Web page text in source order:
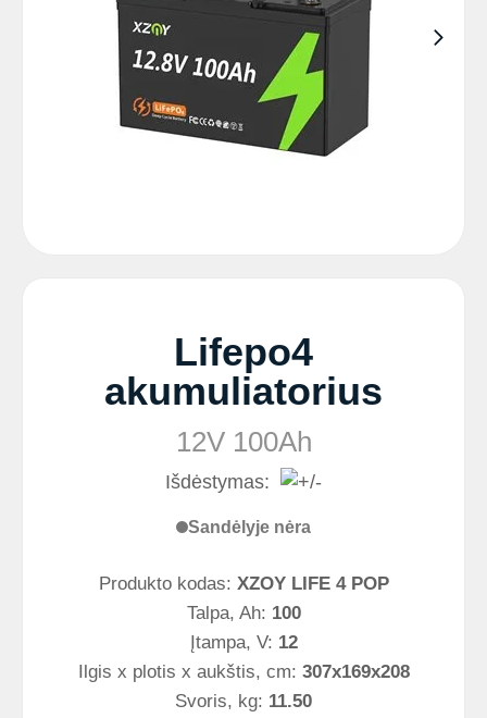
Lifepo4
akumuliatorius
12V 100Ah
Išdėstymas:
Sandėlyje nėra
Produkto kodas: XZOY LIFE 4 POP
Talpa, Ah: 100
Įtampa, V: 12
Ilgis x plotis x aukštis, cm: 307x169x208
Svoris, kg: 11.50